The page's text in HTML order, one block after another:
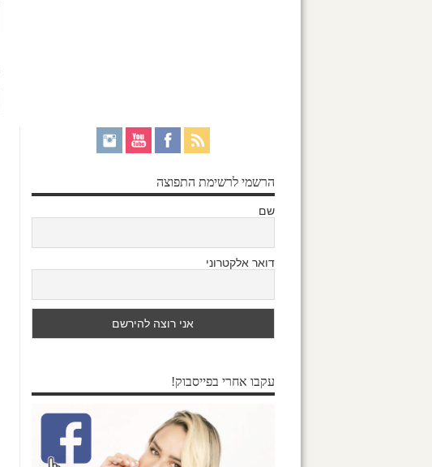
הרשמי לרשימת התפוצה
שם
דואר אלקטרוני
עקבו אחרי בפייסבוק!